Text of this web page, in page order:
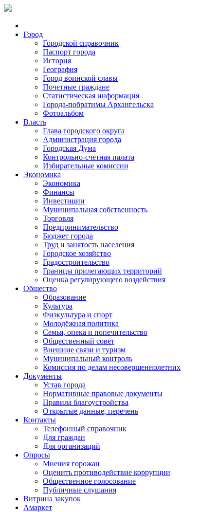
Город
Городской справочник
Паспорт города
История
География
Город воинской славы
Почетные граждане
Статистическая информация
Города-побратимы Архангельска
Фотоальбом
Власть
Глава городского округа
Администрация города
Городская Дума
Контрольно-счетная палата
Избирательные комиссии
Экономика
Экономика
Финансы
Инвестиции
Муниципальная собственность
Торговля
Предпринимательство
Бюджет города
Труд и занятость населения
Городское хозяйство
Градостроительство
Границы прилегающих территорий
Оценка регулирующего воздействия
Общество
Образование
Культура
Физкультура и спорт
Молодёжная политика
Семья, опека и попечительство
Общественный совет
Внешние связи и туризм
Муниципальный контроль
Комиссия по делам несовершеннолетних
Документы
Устав города
Нормативные правовые документы
Правила благоустройства
Открытые данные, перечень
Контакты
Телефонный справочник
Для граждан
Для организаций
Опросы
Мнения горожан
Оценить противодействие коррупции
Общественное голосование
Публичные слушания
Витрина закупок
Амаркет